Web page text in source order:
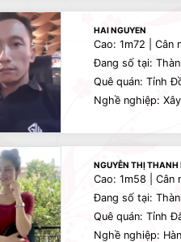
HAI NGUYEN
Cao: 1m72 | Cân
Đang số tại:
Quê quán: Tỉnh
Nghề nghiệp:
NGUYỄN THỊ THANH
Cao: 1m58 | Cân
Đang số tại:
Quê quán: Tỉnh
Nghề nghiệp: